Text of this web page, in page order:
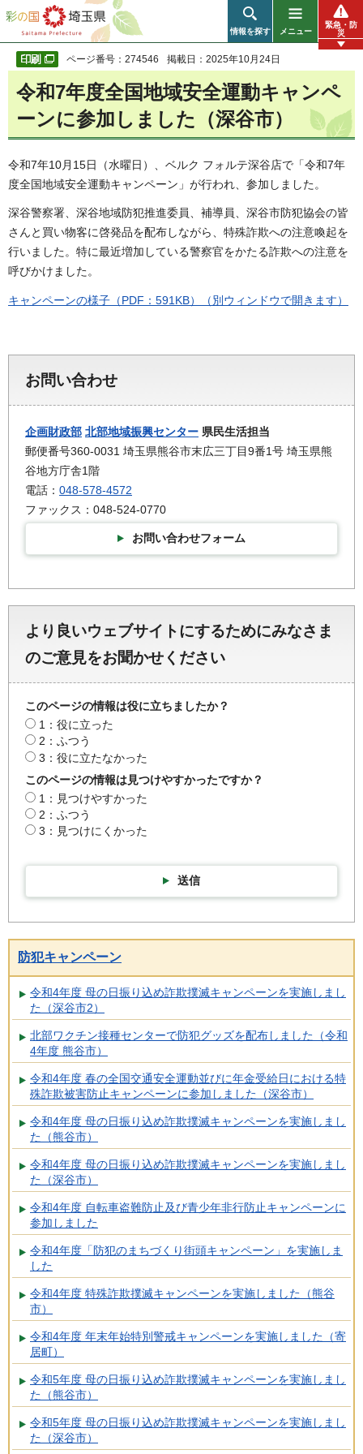
彩の国 埼玉県
情報を探す メニュー
緊急・防
災
ページ番号：274546 掲載日：2025年10月24日
令和7年度全国地域安全運動キャンペ
ーンに参加しました（深谷市）
令和7年10月15日（水曜日）、ベルク フォルテ深谷店で「令和7年
度全国地域安全運動キャンペーン」が行われ、参加しました。
深谷警察署、深谷地域防犯推進委員、補導員、深谷市防犯協会の皆
さんと買い物客に啓発品を配布しながら、特殊詐欺への注意喚起を
行いました。特に最近増加している警察官をかたる詐欺への注意を
呼びかけました。
キャンペーンの様子（PDF：591KB）（別ウィンドウで開きます）
お問い合わせ
企画財政部 北部地域振興センター 県民生活担当
郵便番号360-0031 埼玉県熊谷市末広三丁目9番1号 埼玉県熊
谷地方庁舎1階
電話： 048-578-4572
ファックス：048-524-0770
お問い合わせフォーム
より良いウェブサイトにするためにみなさま
のご意見をお聞かせください
このページの情報は役に立ちましたか？
1：役に立った
2：ふつう
3：役に立たなかった
このページの情報は見つけやすかったですか？
1：見つけやすかった
2：ふつう
3：見つけにくかった
送信
防犯キャンペーン
令和4年度 母の日振り込め詐欺撲滅キャンペーンを実施しまし
た（深谷市2）
北部ワクチン接種センターで防犯グッズを配布しました（令和
4年度 熊谷市）
令和4年度 春の全国交通安全運動並びに年金受給日における特
殊詐欺被害防止キャンペーンに参加しました（深谷市）
令和4年度 母の日振り込め詐欺撲滅キャンペーンを実施しまし
た（熊谷市）
令和4年度 母の日振り込め詐欺撲滅キャンペーンを実施しまし
た（深谷市）
令和4年度 自転車盗難防止及び青少年非行防止キャンペーンに
参加しました
令和4年度「防犯のまちづくり街頭キャンペーン」を実施しま
した
令和4年度 特殊詐欺撲滅キャンペーンを実施しました（熊谷
市）
令和4年度 年末年始特別警戒キャンペーンを実施しました（寄
居町）
令和5年度 母の日振り込め詐欺撲滅キャンペーンを実施しまし
た（熊谷市）
令和5年度 母の日振り込め詐欺撲滅キャンペーンを実施しまし
た（深谷市）